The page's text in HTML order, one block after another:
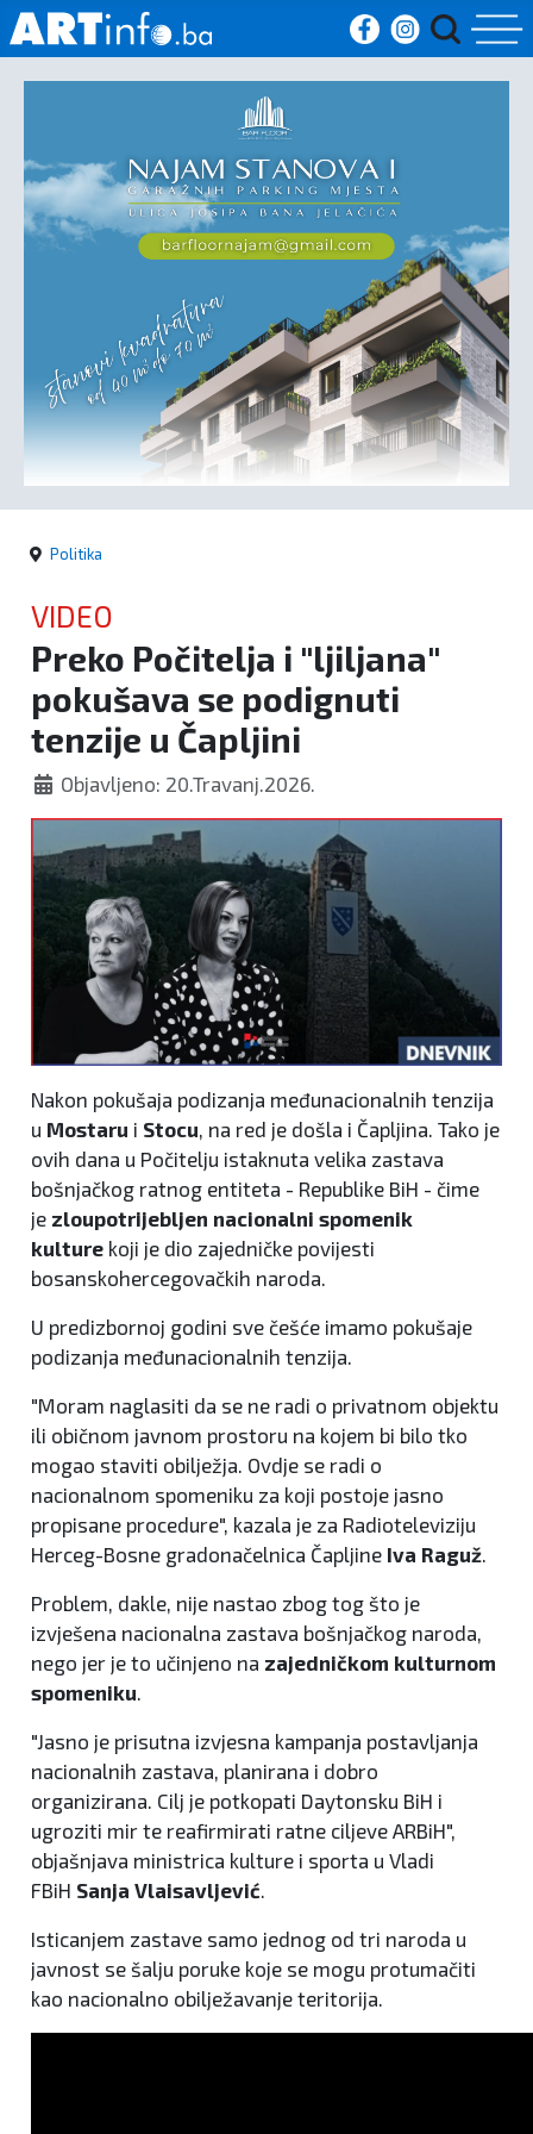
Vijesti
Sport
Crna
kronika
Politika
Politika
VIDEO
Preko Počitelja i "ljiljana"
pokušava se podignuti
tenzije u Čapljini
Objavljeno: 20.Travanj.2026.
Nakon pokušaja podizanja međunacionalnih tenzija
u Mostaru i Stocu , na red je došla i Čapljina. Tako je
ovih dana u Počitelju istaknuta velika zastava
bošnjačkog ratnog entiteta - Republike BiH - čime
je zloupotrijebljen nacionalni spomenik
kulture koji je dio zajedničke povijesti
bosanskohercegovačkih naroda.
U predizbornoj godini sve češće imamo pokušaje
podizanja međunacionalnih tenzija.
"Moram naglasiti da se ne radi o privatnom objektu
ili običnom javnom prostoru na kojem bi bilo tko
mogao staviti obilježja. Ovdje se radi o
nacionalnom spomeniku za koji postoje jasno
propisane procedure", kazala je za Radioteleviziju
Herceg-Bosne gradonačelnica Čapljine Iva Raguž
Problem, dakle, nije nastao zbog tog što je
izvješena nacionalna zastava bošnjačkog naroda,
nego jer je to učinjeno na zajedničkom kulturnom
spomeniku
"Jasno je prisutna izvjesna kampanja postavljanja
nacionalnih zastava, planirana i dobro
organizirana. Cilj je potkopati Daytonsku BiH i
ugroziti mir te reafirmirati ratne ciljeve ARBiH",
objašnjava ministrica kulture i sporta u Vladi
FBiH Sanja Vlaisavljević
Isticanjem zastave samo jednog od tri naroda u
javnost se šalju poruke koje se mogu protumačiti
kao nacionalno obilježavanje teritorija.